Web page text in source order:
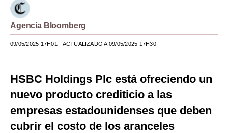
Estilos
Mundo
EEUU
Internacional
Tecnología
Agencia Bloomberg
09/05/2025 17H01 - ACTUALIZADO A 09/05/2025 17H30
HSBC Holdings Plc está ofreciendo un
nuevo producto crediticio a las
empresas estadounidenses que deben
cubrir el costo de los aranceles